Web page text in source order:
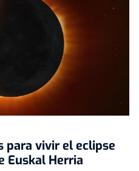
para vivir el eclipse
Euskal Herria